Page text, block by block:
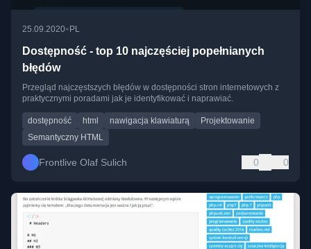
25.09.2020• PL
Dostępność - top 10 najczęściej popełnianych
błędów
Przegląd najczęstszych błędów w dostępności stron internetowych z
praktycznymi poradami jak je identyfikować i naprawiać.
dostępność html nawigacja klawiaturą
Projektowanie
Semantyczny HTML
Frontlive Olaf Sulich 0 0